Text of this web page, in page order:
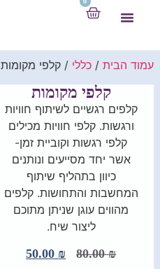
עמוד הבית/ כללי / קלפי מקומות
קלפי מקומות
קלפים רגשיים לשיתוף חוויות
ורגשות. קלפי חוויות מכילים
קלפי רגשות וקוביית זמן-
אשר יחד מסייעים ונותנים
כיוון בתהליף שיתוף
המחשבות והתחושות. קלפים
מהווים עוגן שניתן מתוכם
ליצור שיח.
80.00₪
50.00 ₪